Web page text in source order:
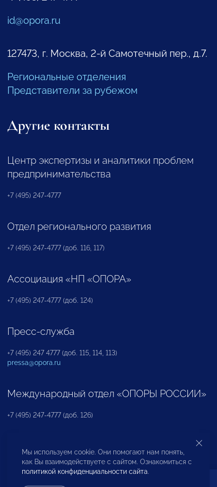
id@opora.ru
127473, г. Москва, 2-й Самотечный пер., д.7.
Региональные отделения
Представители за рубежом
Другие контакты
Центр экспертизы и аналитики проблем
предпринимательства
+7 (495) 247-4777
Отдел регионального развития
+7 (495) 247-4777 (доб. 116, 117)
Ассоциация «НП «ОПОРА»
+7 (495) 247-4777 (доб. 124)
Пресс-служба
+7 (495) 247 4777 (доб. 115, 114, 113)
pressa@opora.ru
Международный отдел «ОПОРЫ РОССИИ»
+7 (495) 247-4777 (доб. 126)
Бюро по защите прав предпринимателей и
инвесторов
Мы используем cookie. Они помогают нам понять,
как Вы взаимодействуете с сайтом. Ознакомиться с
политикой конфиденциальности сайта.